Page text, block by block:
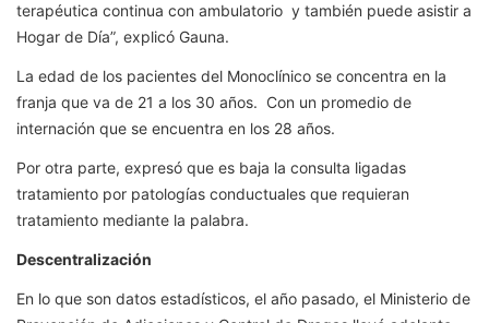
terapéutica continua con ambulatorio y también puede asistir a
Hogar de Día”, explicó Gauna.
La edad de los pacientes del Monoclínico se concentra en la
franja que va de 21 a los 30 años. Con un promedio de
internación que se encuentra en los 28 años.
Por otra parte, expresó que es baja la consulta ligadas
tratamiento por patologías conductuales que requieran
tratamiento mediante la palabra.
Descentralización
En lo que son datos estadísticos, el año pasado, el Ministerio de